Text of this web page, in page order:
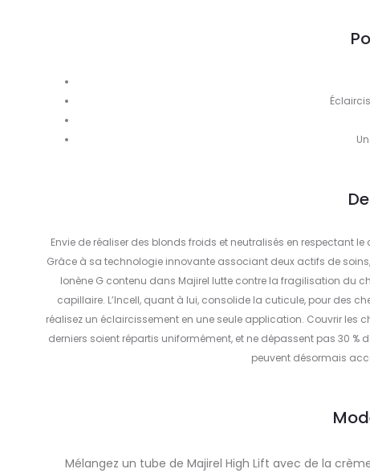
Envie de réaliser des blonds froids et neutralisés en respectant
Grâce à sa technologie innovante associant deux actifs de
Ionène G contenu dans Majirel lutte contre la fragilisation du
capillaire. L’Incell, quant à lui, consolide la cuticule, pour des
réalisez un éclaircissement en une seule application. Couvrir les
derniers soient répartis uniformément, et ne dépassent pas 30
peuvent désormais
Mélangez un tube de Majirel High Lift avec de la